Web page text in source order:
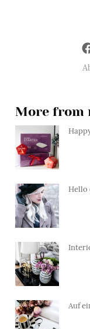
More from
Hello
Auf